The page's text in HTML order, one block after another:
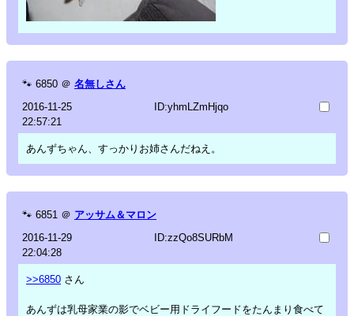
🐾 6850 ＠ 名無しさん
2016-11-25
22:57:21
ID:yhmLZmHjqo
あんずちゃん、すっかりお姉さんだねえ。
🐾 6851 ＠ アッサム＆マロン
2016-11-29
22:04:28
ID:zzQo8SURbM
>>6850 さん
あんずは乳母家業の影でベビー用ドライフードをたんまり食べて